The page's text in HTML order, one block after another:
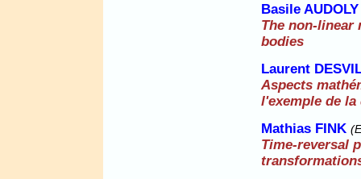
Basile AUDOLY
The non-linear
bodies
Laurent
Aspects
l'exemple de
Mathias FINK
Time-reversal